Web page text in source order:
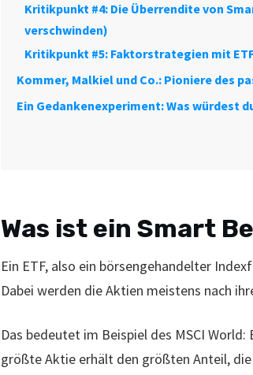
​Kritikpunkt #4: Die Überrendite von
verschwinden)
Kritikpunkt #5: Faktorstrategien mit
Kommer, Malkiel und Co.: Pioniere des
Ein Gedankenexperiment: Was würdest
Was ist ein Smart
Ein ETF, also ein börsengehandelter
Dabei werden die Aktien meistens nach
Das bedeutet im Beispiel des MSCI
größte Aktie erhält den größten Anteil,